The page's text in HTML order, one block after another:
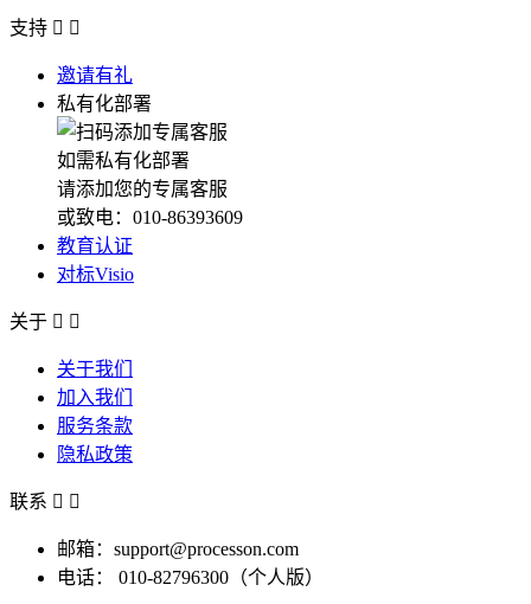
支持  
邀请有礼
私有化部署
如需私有化部署
请添加您的专属客服
或致电：010-86393609
教育认证
对标Visio
关于  
关于我们
加入我们
服务条款
隐私政策
联系  
邮箱：support@processon.com
电话：
010-82796300（个人版）